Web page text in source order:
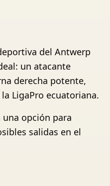
del Antwerp
un atacante
derecha potente,
LigaPro ecuatoriana.
una opción para
salidas en el